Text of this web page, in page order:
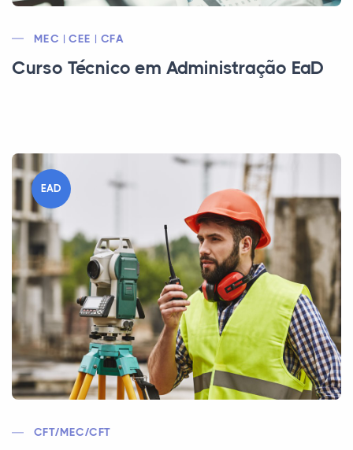
MEC | CEE | CFA
Curso Técnico em Administração EaD
EAD
CFT/MEC/CFT